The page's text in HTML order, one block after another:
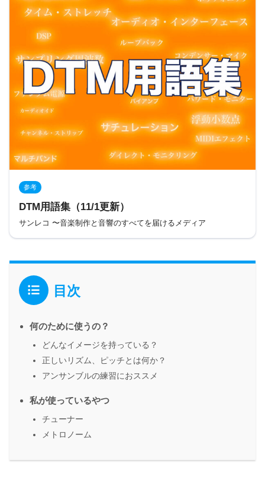
参考
DTM用語集（11/1更新）
サンレコ 〜音楽制作と音響のすべてを届けるメディア
目次
何のために使うの？
どんなイメージを持っている？
正しいリズム、ピッチとは何か？
アンサンブルの練習におススメ
私が使っているやつ
チューナー
メトロノーム